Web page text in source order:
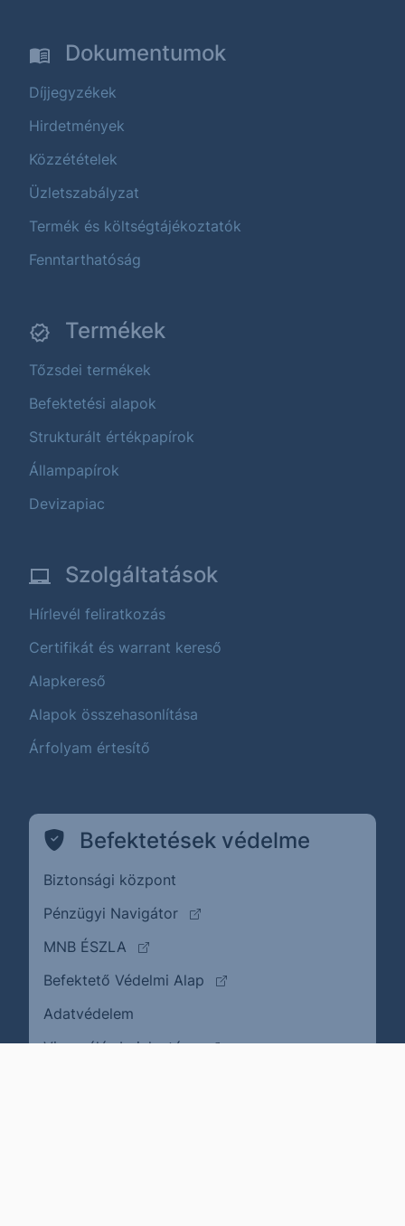
Dokumentumok
Díjjegyzékek
Hirdetmények
Közzétételek
Üzletszabályzat
Termék és költségtájékoztatók
Fenntarthatóság
Termékek
Tőzsdei termékek
Befektetési alapok
Strukturált értékpapírok
Állampapírok
Devizapiac
Szolgáltatások
Hírlevél feliratkozás
Certifikát és warrant kereső
Alapkereső
Alapok összehasonlítása
Árfolyam értesítő
Befektetések védelme
Biztonsági központ
Pénzügyi Navigátor
(külső oldalra ugrik)
MNB ÉSZLA
(külső oldalra ugrik)
Befektető Védelmi Alap
(külső oldalra ugrik)
Adatvédelem
Visszaélés bejelentése(külső oldalra ugrik)